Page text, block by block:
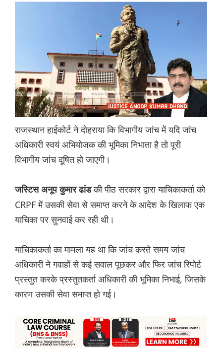
राजस्थान हाईकोर्ट ने दोहराया कि विभागीय जांच में यदि जांच
अधिकारी स्वयं अभियोजक की भूमिका निभाता है तो पूरी
विभागीय जांच दूषित हो जाएगी।
जस्टिस अनूप कुमार ढांडकी पीठ सरकार द्वारा याचिकाकर्ता को
CRPF में उसकी सेवा से समाप्त करने के आदेश के खिलाफ एक
याचिका पर सुनवाई कर रही थी।
याचिकाकर्ता का मामला यह था कि जांच करते समय जांच
अधिकारी ने गवाहों से कई सवाल पूछकर और फिर जांच रिपोर्ट
प्रस्तुत करके प्रस्तुतकर्ता अधिकारी की भूमिका निभाई, जिसके
कारण उसकी सेवा समाप्त हो गई।